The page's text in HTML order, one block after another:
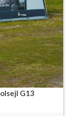
G13